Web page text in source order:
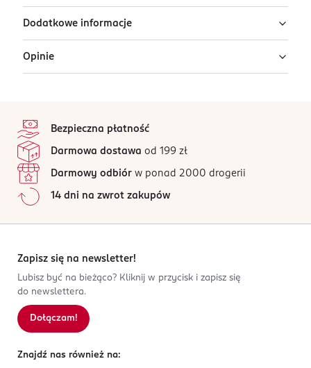
Zestaw prezentowy biżuterii, piórka.
Dodatkowe informacje
PRODUCENT/PODMIOT ODPOWIEDZIALNY
Avanti - Marczyk Sp.J.
Łódź
avanti@avantifashion.com
426407210
CN-Chiny
Kod EAN
Opinie
Jak działają opinie?
Bezpieczna płatność
Darmowa dostawa od 199 zł
Darmowy odbiór w ponad 2000 drogerii
14 dni na zwrot zakupów
Zapisz się na newsletter!
Lubisz być na bieżąco? Kliknij w przycisk i zapisz się
do newslettera.
Dołączam!
Znajdź nas również na: